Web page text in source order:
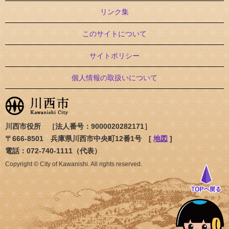
リンク集
このサイトについて
サイトポリシー
個人情報の取扱いについて
川西市役所 ［法人番号：9000020282171］
〒666-8501 兵庫県川西市中央町12番1号 [ 地図 ]
電話：072-740-1111（代表）
Copyright © City of Kawanishi. All rights reserved.